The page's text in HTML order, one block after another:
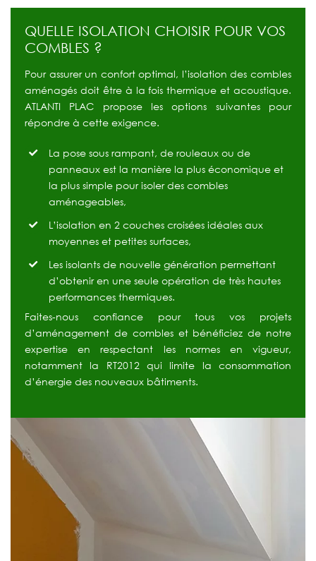
QUELLE ISOLATION CHOISIR POUR VOS
COMBLES ?
Pour assurer un confort optimal, l’isolation des combles
aménagés doit être à la fois thermique et acoustique.
ATLANTI PLAC propose les options suivantes pour
répondre à cette exigence.
La pose sous rampant, de rouleaux ou de
panneaux est la manière la plus économique et
la plus simple pour isoler des combles
aménageables,
L’isolation en 2 couches croisées idéales aux
moyennes et petites surfaces,
Les isolants de nouvelle génération permettant
d’obtenir en une seule opération de très hautes
performances thermiques.
Faites-nous confiance pour tous vos projets
d’aménagement de combles et bénéficiez de notre
expertise en respectant les normes en vigueur,
notamment la RT2012 qui limite la consommation
d’énergie des nouveaux bâtiments.